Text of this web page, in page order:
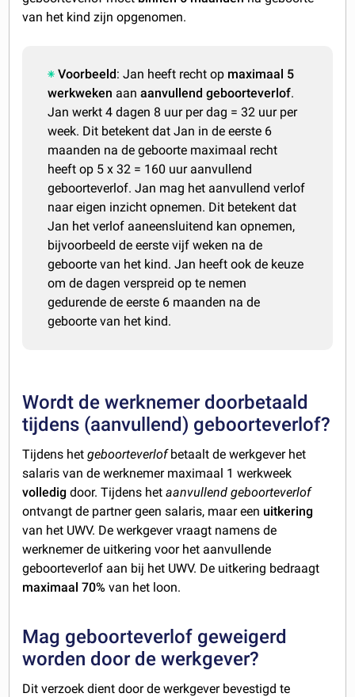
van het kind zijn opgenomen.
Voorbeeld: Jan heeft recht op maximaal 5
werkweken aanaanvullend geboorteverlof.
Jan werkt 4 dagen 8 uur per dag = 32 uur per
week. Dit betekent dat Jan in de eerste 6
maanden na de geboorte maximaal recht
heeft op 5 x 32 = 160 uur aanvullend
geboorteverlof. Jan mag het aanvullend verlof
naar eigen inzicht opnemen. Dit betekent dat
Jan het verlof aaneensluitend kan opnemen,
bijvoorbeeld de eerste vijf weken na de
geboorte van het kind. Jan heeft ook de keuze
om de dagen verspreid op te nemen
gedurende de eerste 6 maanden na de
geboorte van het kind.
Wordt de werknemer doorbetaald
tijdens (aanvullend) geboorteverlof?
Tijdens hetgeboorteverlofbetaalt de werkgever het
salaris van de werknemer maximaal 1 werkweek
volledig door. Tijdens hetaanvullend geboorteverlof
ontvangt de partner geen salaris, maar een uitkering
van het UWV. De werkgever vraagt namens de
werknemer de uitkering voor het aanvullende
geboorteverlof aan bij het UWV. De uitkering bedraagt
maximaal 70% van het loon.
Mag geboorteverlof geweigerd
worden door de werkgever?
Dit verzoek dient door de werkgever bevestigd te